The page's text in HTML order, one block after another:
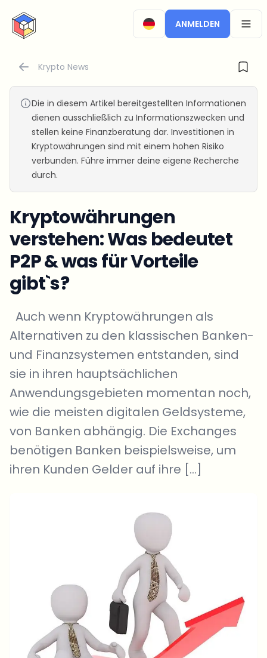
CryptoTicker
ANMELDEN
Krypto News
Die in diesem Artikel bereitgestellten Informationen
dienen ausschließlich zu Informationszwecken und
stellen keine Finanzberatung dar. Investitionen in
Kryptowährungen sind mit einem hohen Risiko
verbunden. Führe immer deine eigene Recherche
durch.
Kryptowährungen
verstehen: Was bedeutet
P2P & was für Vorteile
gibt`s?
Auch wenn Kryptowährungen als
Alternativen zu den klassischen Banken-
und Finanzsystemen entstanden, sind
sie in ihren hauptsächlichen
Anwendungsgebieten momentan noch,
wie die meisten digitalen Geldsysteme,
von Banken abhängig. Die Exchanges
benötigen Banken beispielsweise, um
ihren Kunden Gelder auf ihre […]